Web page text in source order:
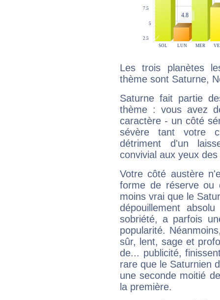
Les trois planètes
thème sont Saturne,
Saturne fait partie
thème : vous avez
caractère - un côté
sévère tant votre
détriment d'un
convivial aux yeux
Votre côté austère
forme de réserve
moins vrai que le
dépouillement
sobriété, a parfois
popularité.
sûr, lent, sage et
de... publicité,
rare que le Saturnien
une seconde moitié
la première.